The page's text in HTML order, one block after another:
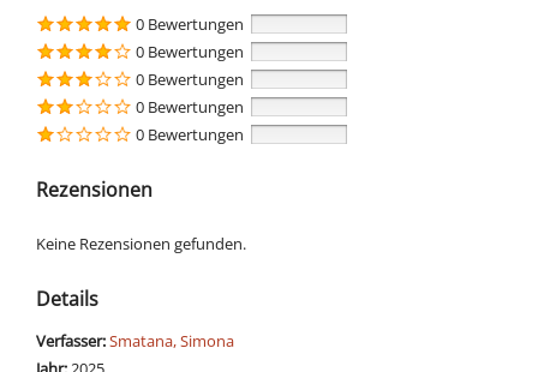
0 Bewertungen
0 Bewertungen
0 Bewertungen
0 Bewertungen
0 Bewertungen
Rezensionen
Keine Rezensionen gefunden.
Details
Verfasser:Suche nach diesem Verfasser
Smatana, Simona